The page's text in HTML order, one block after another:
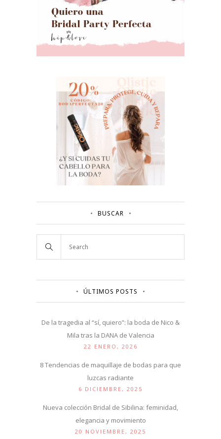
BUSCAR
ÚLTIMOS POSTS
De la tragedia al “sí, quiero”: la boda de Nico &
Mila tras la DANA de Valencia
22 ENERO, 2026
8 Tendencias de maquillaje de bodas para que
luzcas radiante
6 DICIEMBRE, 2025
Nueva colección Bridal de Sibilina: feminidad,
elegancia y movimiento
20 NOVIEMBRE, 2025